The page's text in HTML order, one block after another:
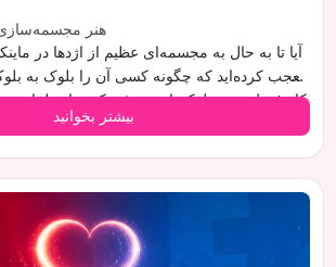
هنر مجسمه‌سازی
آیا تا به حال به مجسمه‌ای عظیم از اژدها در
تعجب کرده‌اید که چگونه کسی آن را بلوک به
کار فقط چیدن بلوک‌ها نیست؛ ترکیبی از
به جزئیات است. چه مبتدی باشید که می‌خواهید
بیشتر بخوانید